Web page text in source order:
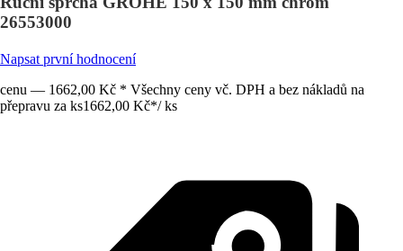
26553000
Napsat první hodnocení
cenu — 1662,00 Kč * Všechny ceny vč. DPH a bez nákladů na
přepravu za ks1662,00 Kč*/ ks